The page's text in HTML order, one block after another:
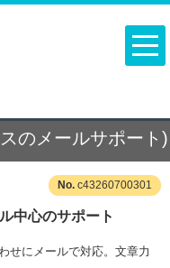
のメールサポート)
c43260700301
中心のサポート
せにメールで対応。文章力